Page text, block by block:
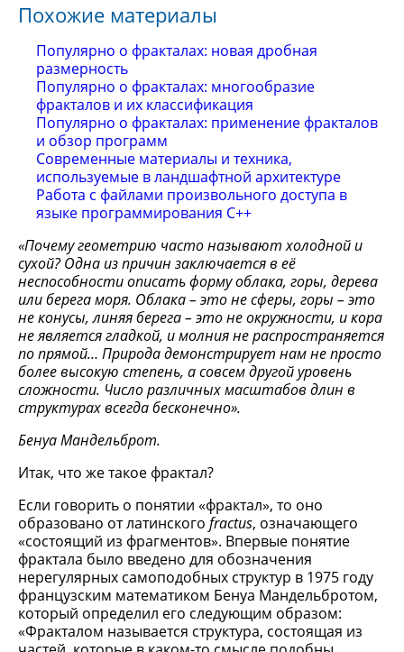
Похожие материалы
Популярно о фракталах: новая дробная
размерность
Популярно о фракталах: многообразие
фракталов и их классификация
Популярно о фракталах: применение фракталов
и обзор программ
Современные материалы и техника,
используемые в ландшафтной архитектуре
Работа с файлами произвольного доступа в
языке программирования C++
«Почему геометрию часто называют холодной и
сухой? Одна из причин заключается в её
неспособности описать форму облака, горы, дерева
или берега моря. Облака – это не сферы, горы – это
не конусы, линяя берега – это не окружности, и кора
не является гладкой, и молния не распространяется
по прямой… Природа демонстрирует нам не просто
более высокую степень, а совсем другой уровень
сложности. Число различных масштабов длин в
структурах всегда бесконечно».
Бенуа Мандельброт.
Итак, что же такое фрактал?
Если говорить о понятии «фрактал», то оно
образовано от латинского fractus, означающего
«состоящий из фрагментов». Впервые понятие
фрактала было введено для обозначения
нерегулярных самоподобных структур в 1975 году
французским математиком Бенуа Мандельбротом,
который определил его следующим образом:
«Фракталом называется структура, состоящая из